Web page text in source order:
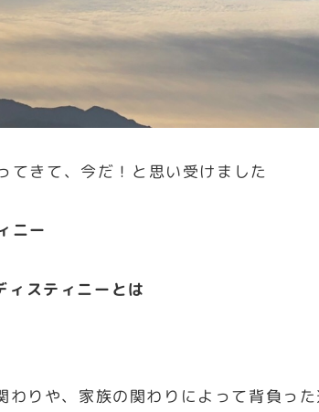
てきて、今だ！と思い受けました
ニー
ィスティニーとは
わりや、家族の関わりによって背負っ